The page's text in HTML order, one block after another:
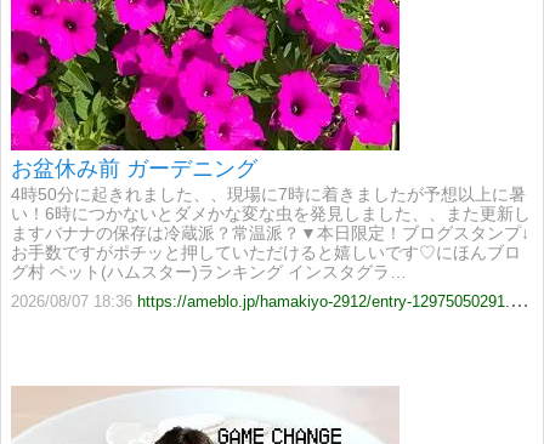
お盆休み前 ガーデニング
4時50分に起きれました、、現場に7時に着きましたが予想以上に暑
い！6時につかないとダメかな変な虫を発見しました、、また更新し
ますバナナの保存は冷蔵派？常温派？▼本日限定！ブログスタンプ↓
お手数ですがポチッと押していただけると嬉しいです♡にほんブロ
グ村 ペット(ハムスター)ランキング インスタグラ…
2026/08/07 18:36 https://ameblo.jp/hamakiyo-2912/entry-12975050291.html